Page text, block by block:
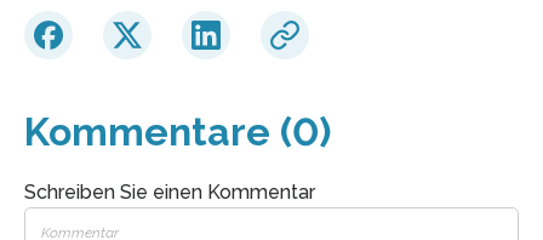
Kommentare (0)
Schreiben Sie einen Kommentar